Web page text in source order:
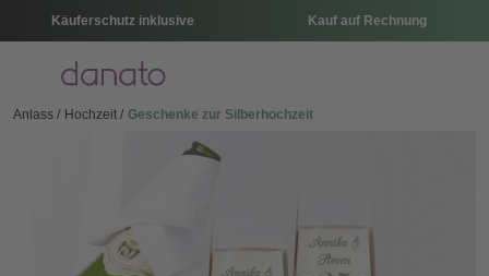
Käuferschutz inklusive Kauf auf Rechnung
Menü
Anlass Hochzeit Geschenke zur Silberhochzeit